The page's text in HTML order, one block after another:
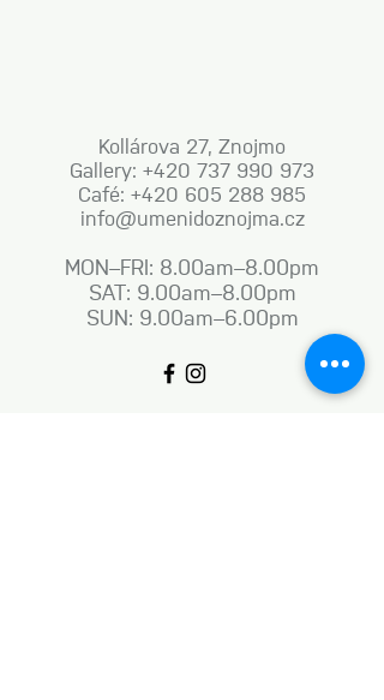
Kollárova 27, Znojmo
Gallery: +420 737 990 973
Café: +420 605 288 985
info@umenidoznojma.cz
MON–FRI: 8.00am–8.00pm
SAT: 9.00am–8.00pm
SUN: 9.00am–6.00pm